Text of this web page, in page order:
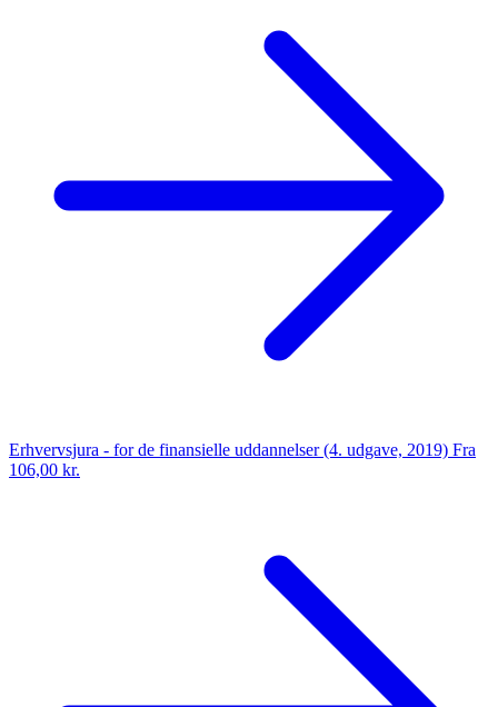
Erhvervsjura - for de finansielle uddannelser (4. udgave, 2019) Fra
106,00 kr.